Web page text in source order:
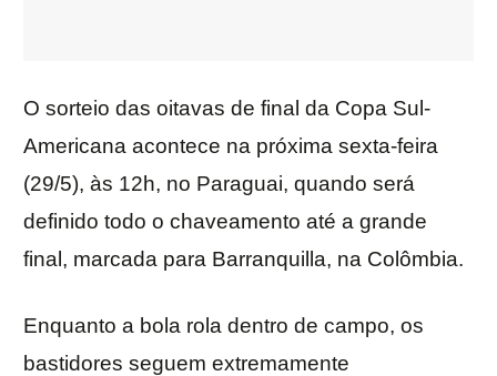
O sorteio das oitavas de final da Copa Sul-
Americana acontece na próxima sexta-feira
(29/5), às 12h, no Paraguai, quando será
definido todo o chaveamento até a grande
final, marcada para Barranquilla, na Colômbia.
Enquanto a bola rola dentro de campo, os
bastidores seguem extremamente